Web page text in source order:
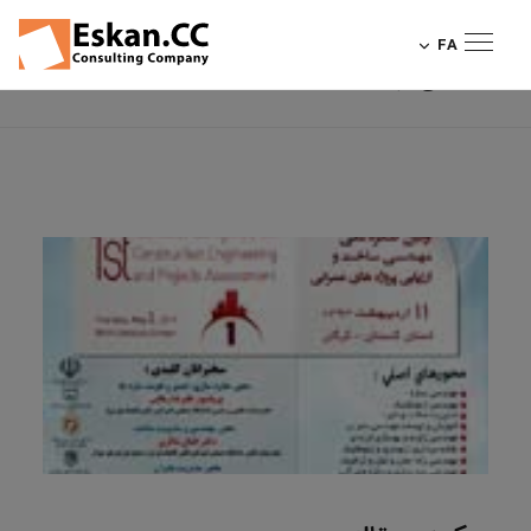
FA
بررسی مدیریت ارزش در
منتشر شده در: 1393